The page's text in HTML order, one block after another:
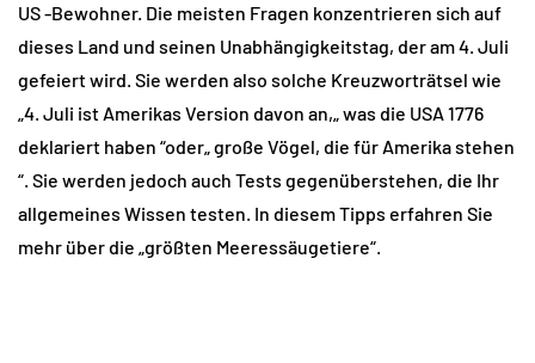
US -Bewohner. Die meisten Fragen konzentrieren sich auf
dieses Land und seinen Unabhängigkeitstag, der am 4. Juli
gefeiert wird. Sie werden also solche Kreuzworträtsel wie
„4. Juli ist Amerikas Version davon an,„ was die USA 1776
deklariert haben “oder„ große Vögel, die für Amerika stehen
“. Sie werden jedoch auch Tests gegenüberstehen, die Ihr
allgemeines Wissen testen. In diesem Tipps erfahren Sie
mehr über die „größten Meeressäugetiere“.